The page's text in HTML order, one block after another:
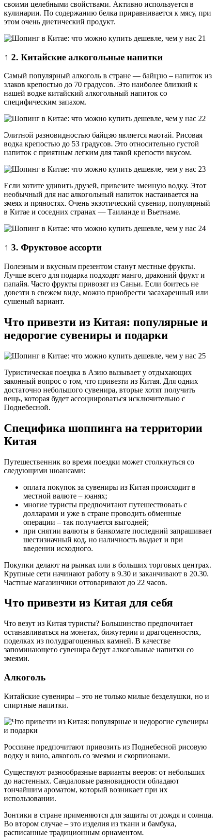
своими целебными свойствами. Активно используется в
кулинарии. По содержанию белка приравнивается к мясу, при
этом очень диетический продукт.
↑ 2. Китайские алкогольные напитки
Самый популярный алкоголь в стране — байцзю – напиток из
злаков крепостью до 70 градусов. Это наиболее близкий к
нашей водке китайский алкогольный напиток со
специфическим запахом.
Элитной разновидностью байцзю является маотай. Рисовая
водка крепостью до 53 градусов. Это относительно густой
напиток с приятным легким для такой крепости вкусом.
Если хотите удивить друзей, привезите змеиную водку. Этот
необычный для нас алкогольный напиток настаивается на
змеях и пряностях. Очень экзотический сувенир, популярный
в Китае и соседних странах — Таиланде и Вьетнаме.
↑ 3. Фруктовое ассорти
Полезным и вкусным презентом станут местные фрукты.
Лучше всего для подарка подходят манго, драконий фрукт и
папайя. Часто фрукты привозят из Саньи. Если боитесь не
довезти в свежем виде, можно приобрести засахаренный или
сушеный вариант.
Что привезти из Китая: популярные и
недорогие сувениры и подарки
Туристическая поездка в Азию вызывает у отдыхающих
законный вопрос о том, что привезти из Китая. Для одних
достаточно небольшого сувенира, вторые хотят получить
вещь, которая будет ассоциироваться исключительно с
Поднебесной.
Специфика шоппинга на территории
Китая
Путешественник во время поездки может столкнуться со
следующими нюансами:
оплата покупок за сувениры из Китая происходит в
местной валюте – юанях;
многие туристы предпочитают путешествовать с
долларами и уже в стране проводить обменные
операции – так получается выгодней;
при снятии валюты в банкомате последний запрашивает
шестизначный код, но наличность выдает и при
введении исходного.
Покупки делают на рынках или в больших торговых центрах.
Крупные сети начинают работу в 9.30 и заканчивают в 20.30.
Частные магазинчики оттоваривают до 22 часов.
Что привезти из Китая для себя
Что везут из Китая туристы? Большинство предпочитает
останавливаться на монетах, бижутерии и драгоценностях,
поделках из полудрагоценных камней. В качестве
запоминающего сувенира берут алкогольные напитки со
змеями.
Алкоголь
Китайские сувениры – это не только милые безделушки, но и
спиртные напитки.
Россияне предпочитают привозить из Поднебесной рисовую
водку и вино, алкоголь со змеями и скорпионами.
Существуют разнообразные варианты вееров: от небольших
до настенных. Сандаловые разновидности обладают
тончайшим ароматом, который возникает при их
использовании.
Зонтики в стране применяются для защиты от дождя и солнца.
Во втором случае – это изделия из ткани и бамбука,
расписанные традиционным орнаментом.